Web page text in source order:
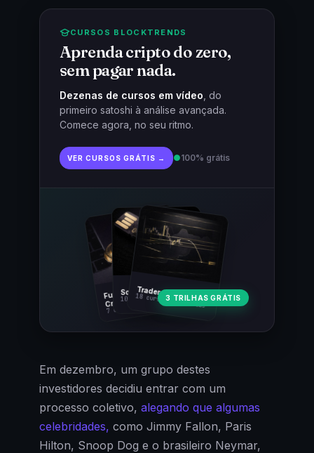
CURSOS BLOCKTRENDS
Aprenda cripto do zero,
sem pagar nada.
Dezenas de cursos em vídeo , do
primeiro satoshi à análise avançada.
Comece agora, no seu ritmo.
VER CURSOS GRÁTIS → ●100% grátis
Fundamentos
Cripto
7 cursos · 31 aulas
Trader Cripto
18 cursos · 80 aulas
Soberania Bitcoin
10 cursos · 44 aulas3 TRILHAS GRÁTIS
Em dezembro, um grupo destes
investidores decidiu entrar com um
processo coletivo, alegando que algumas
celebridades, como Jimmy Fallon, Paris
Hilton, Snoop Dog e o brasileiro Neymar,